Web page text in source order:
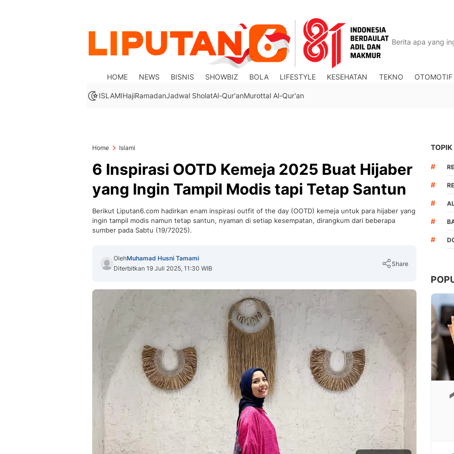
HOME NEWS BISNIS SHOWBIZ BOLA LIFESTYLE KESEHATAN TEKNO OTOMOTIF
ISLAMIHajiRamadanJadwal SholatAl-Qur'anMurottal Al-Qur'an
Home Islami
6 Inspirasi OOTD Kemeja 2025 Buat Hijaber
yang Ingin Tampil Modis tapi Tetap Santun
Berikut Liputan6.com hadirkan enam inspirasi outfit of the day (OOTD) kemeja untuk para hijaber yang
ingin tampil modis namun tetap santun, nyaman di setiap kesempatan, dirangkum dari beberapa
sumber pada Sabtu (19/72025).
OlehMuhamad Husni Tamami
Diterbitkan 19 Juli 2025, 11:30 WIB
Share
TOPIK
#
#
#
#
#